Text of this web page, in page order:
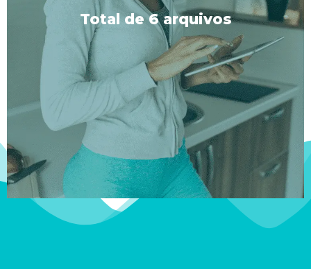
selecionada para aprimorar seu transe e outra sem,
para que você possa escolher seu ambiente
preferido.
Total de 6 arquivos